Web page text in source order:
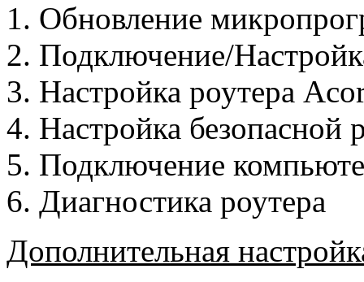
Обновление
Подключение/
Настройка роутера
Настройка безопасной
Подключение
Диагностика роутера
Дополнительная